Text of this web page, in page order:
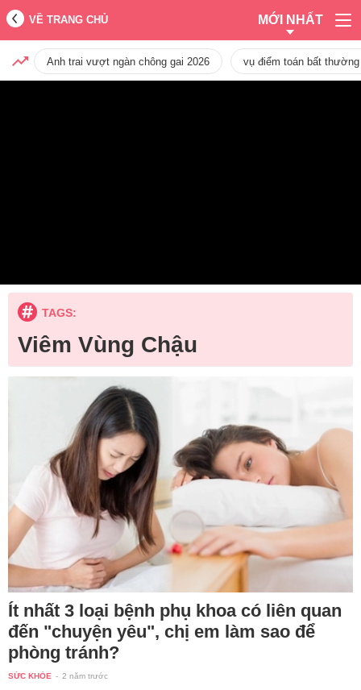
VỀ TRANG CHỦ MỚI NHẤT
Anh trai vượt ngàn chông gai 2026 vụ điểm toán bất
TAGS:
Viêm Vùng Chậu
Ít nhất 3 loại bệnh phụ khoa có liên quan
đến "chuyện yêu", chị em làm sao để
phòng tránh?
SỨC KHỎE - 2 năm trước